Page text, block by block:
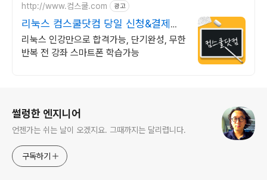
http://www.컴스쿨.com 광고
리눅스 컴스쿨닷컴 당일 신청&결제시
기프티콘!
리눅스 인강만으로 합격가능, 단기완성, 무한
반복 전 강좌 스마트폰 학습가능
썰렁한 엔지니어
언젠가는 쉬는 날이 오겠지요. 그때까지는 달리렵니다.
구독하기